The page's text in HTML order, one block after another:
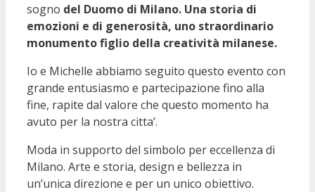
sogno del Duomo di Milano. Una storia di
emozioni e di generosità, uno straordinario
monumento figlio della creatività milanese.
Io e Michelle abbiamo seguito questo evento con
grande entusiasmo e partecipazione fino alla
fine, rapite dal valore che questo momento ha
avuto per la nostra citta’.
Moda in supporto del simbolo per eccellenza di
Milano. Arte e storia, design e bellezza in
un’unica direzione e per un unico obiettivo.